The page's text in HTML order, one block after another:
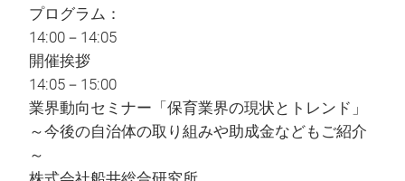
プログラム：
14:00－14:05
開催挨拶
14:05－15:00
業界動向セミナー「保育業界の現状とトレンド」
～今後の自治体の取り組みや助成金などもご紹介
～